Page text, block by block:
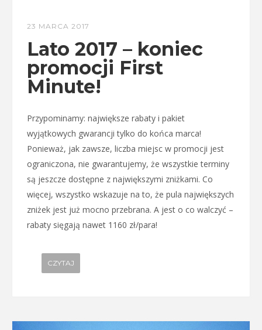
23 MARCA 2017
Lato 2017 – koniec
promocji First
Minute!
Przypominamy: największe rabaty i pakiet
wyjątkowych gwarancji tylko do końca marca!
Ponieważ, jak zawsze, liczba miejsc w promocji jest
ograniczona, nie gwarantujemy, że wszystkie terminy
są jeszcze dostępne z największymi zniżkami. Co
więcej, wszystko wskazuje na to, że pula największych
zniżek jest już mocno przebrana. A jest o co walczyć –
rabaty sięgają nawet 1160 zł/para!
CZYTAJ